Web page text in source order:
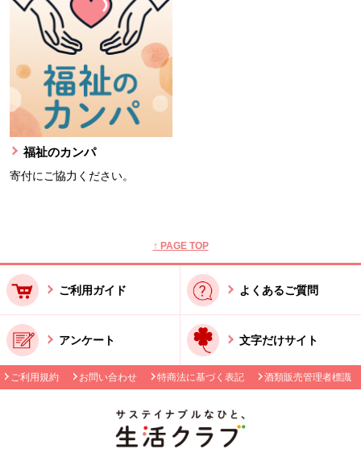
福祉のカンパ
寄付にご協力ください。
↑ PAGE TOP
ご利用ガイド よくあるご質問
アンケート 文字だけサイト
ご利用規約 お問い合わせ 特商法に基づく表記 酒類販売管理者標識